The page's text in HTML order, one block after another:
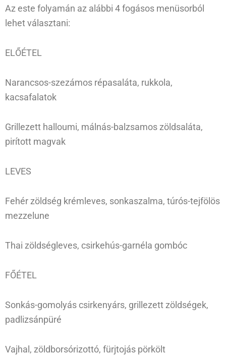
Az este folyamán az alábbi 4 fogásos menüsorból
lehet választani:
ELŐÉTEL
Narancsos-szezámos répasaláta, rukkola,
kacsafalatok
Grillezett halloumi, málnás-balzsamos zöldsaláta,
pirított magvak
LEVES
Fehér zöldség krémleves, sonkaszalma, túrós-tejfölös
mezzelune
Thai zöldségleves, csirkehús-garnéla gombóc
FŐÉTEL
Sonkás-gomolyás csirkenyárs, grillezett zöldségek,
padlizsánpüré
Vajhal, zöldborsórizottó, fürjtojás pörkölt